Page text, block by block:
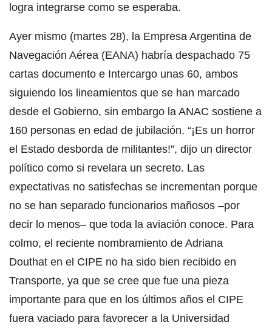
logra integrarse como se esperaba.
Ayer mismo (martes 28), la Empresa Argentina de
Navegación Aérea (EANA) habría despachado 75
cartas documento e Intercargo unas 60, ambos
siguiendo los lineamientos que se han marcado
desde el Gobierno, sin embargo la ANAC sostiene a
160 personas en edad de jubilación. “¡Es un horror
el Estado desborda de militantes!”, dijo un director
político como si revelara un secreto. Las
expectativas no satisfechas se incrementan porque
no se han separado funcionarios mañosos –por
decir lo menos– que toda la aviación conoce. Para
colmo, el reciente nombramiento de Adriana
Douthat en el CIPE no ha sido bien recibido en
Transporte, ya que se cree que fue una pieza
importante para que en los últimos años el CIPE
fuera vaciado para favorecer a la Universidad